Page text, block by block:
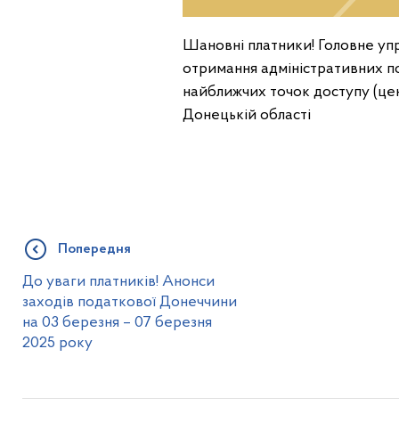
Шановні платники! Головне
отримання адміністративних
найближчих точок доступу
Донецькій області
Попередня
До уваги платників! Анонси
заходів податкової Донеччини
на 03 березня – 07 березня
2025 року